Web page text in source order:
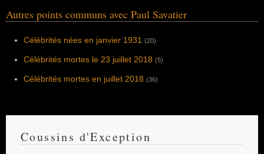
Autres points communs avec Paul Savatier
Célébrités nées en janvier 1931 (20)
Célébrités mortes le 23 juillet 2018 (5)
Célébrités mortes en juillet 2018 (36)
Coussins d'Exception